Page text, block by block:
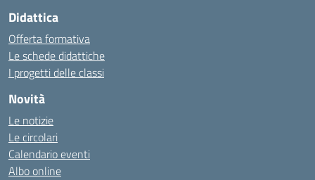
Didattica
Offerta formativa
Le schede didattiche
I progetti delle classi
Novità
Le notizie
Le circolari
Calendario eventi
Albo online